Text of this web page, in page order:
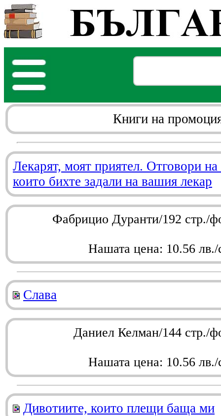
Книги на
Лекарят, моят приятел. Отговори
които бихте задали на вашия лекар
Фабрицио Дуранти/192 стр./
Нашата цена: 10.56 лв./
Слава
Даниел Келман/144 стр./
Нашата цена: 10.56 лв./
Дивотиите, които плещи баща ми